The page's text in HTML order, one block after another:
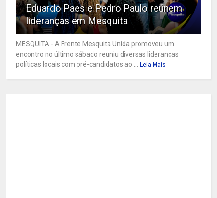
Eduardo Paes e Pedro Paulo reúnem
lideranças em Mesquita
MESQUITA - A Frente Mesquita Unida promoveu um
encontro no último sábado reuniu diversas lideranças
políticas locais com pré-candidatos ao ...
Leia Mais